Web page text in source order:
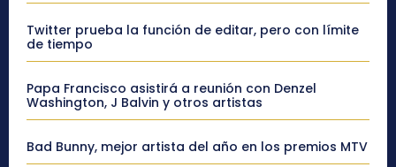
Twitter prueba la función de editar, pero con límite
de tiempo
Papa Francisco asistirá a reunión con Denzel
Washington, J Balvin y otros artistas
Bad Bunny, mejor artista del año en los premios MTV